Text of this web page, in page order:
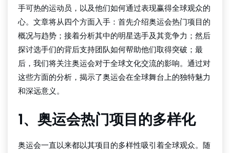
手可热的运动员，以及他们如何通过表现赢得全球观众的
心。文章将从四个方面入手：首先介绍奥运会热门项目的
概况与趋势；接着分析其中的明星选手及其竞争力；然后
探讨选手们的背后支持团队如何帮助他们取得突破；最
后，我们将关注奥运会对于全球文化交流的影响。通过对
这些方面的分析，揭示了奥运会在全球舞台上的独特魅力
和深远意义。
1、奥运会热门项目的多样化
奥运会一直以来都以其项目的多样性吸引着全球观众。随